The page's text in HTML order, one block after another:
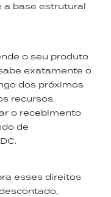
a base estrutural
o seu produto
exatamente o
dos próximos
recursos
o recebimento
de
esses direitos